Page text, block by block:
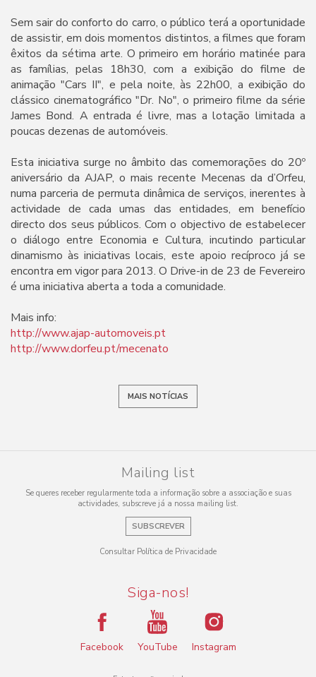
Sem sair do conforto do carro, o público terá a oportunidade
de assistir, em dois momentos distintos, a filmes que foram
êxitos da sétima arte. O primeiro em horário matinée para
as famílias, pelas 18h30, com a exibição do filme de
animação "Cars II", e pela noite, às 22h00, a exibição do
clássico cinematográfico "Dr. No", o primeiro filme da série
James Bond. A entrada é livre, mas a lotação limitada a
poucas dezenas de automóveis.
Esta iniciativa surge no âmbito das comemorações do 20º
aniversário da AJAP, o mais recente Mecenas da d’Orfeu,
numa parceria de permuta dinâmica de serviços, inerentes à
actividade de cada umas das entidades, em benefício
directo dos seus públicos. Com o objectivo de estabelecer
o diálogo entre Economia e Cultura, incutindo particular
dinamismo às iniciativas locais, este apoio recíproco já se
encontra em vigor para 2013. O Drive-in de 23 de Fevereiro
é uma iniciativa aberta a toda a comunidade.
Mais info:
http://www.ajap-automoveis.pt
http://www.dorfeu.pt/mecenato
MAIS NOTÍCIAS
Mailing list
Se queres receber regularmente toda a informação sobre a associação e suas
actividades, subscreve já a nossa mailing list.
SUBSCREVER
Consultar Política de Privacidade
Siga-nos!
Facebook YouTube Instagram